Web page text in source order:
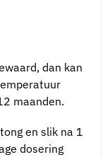
dan kan
maanden.
en slik na 1
dosering